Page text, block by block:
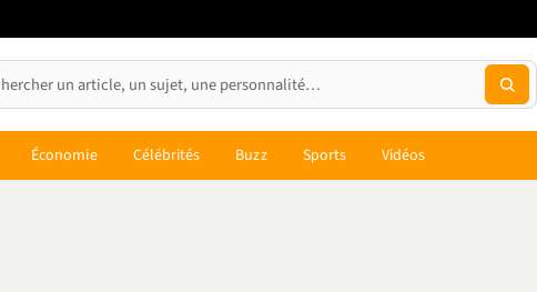
Économie Célébrités Buzz Sports Vidéos